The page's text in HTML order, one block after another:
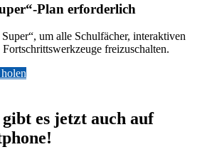
Plan erforderlich
um alle Schulfächer, interaktiven
freizuschalten.
es jetzt auch auf